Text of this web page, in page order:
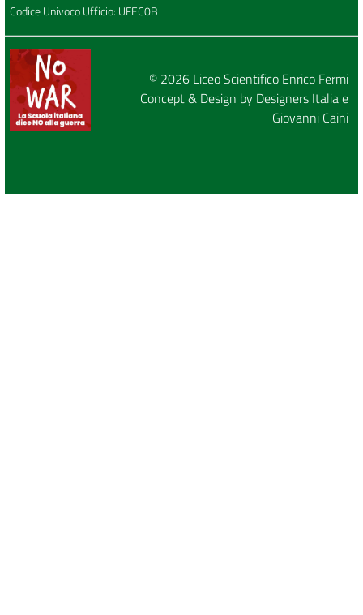
Codice Univoco Ufficio: UFEC0B
© 2026 Liceo Scientifico Enrico Fermi
Concept & Design by Designers Italiae
Giovanni Caini